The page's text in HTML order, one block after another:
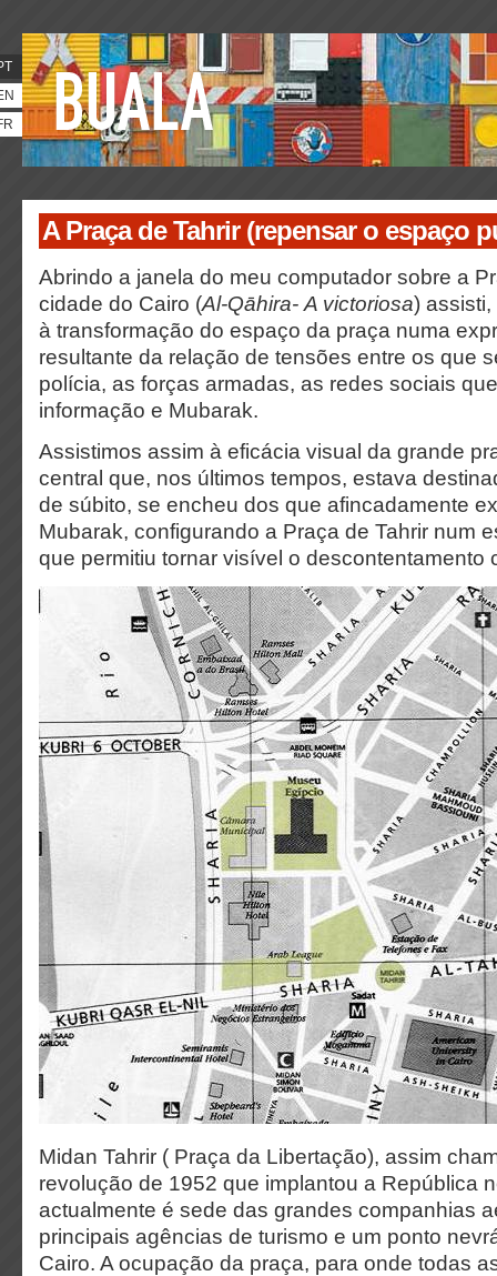
A Praça de Tahrir (repensar o espaço
Abrindo a janela do meu computador sobre a
cidade do Cairo (Al-Qāhira- A victoriosa)
à transformação do espaço da praça numa
resultante da relação de tensões entre os que
polícia, as forças armadas, as redes sociais
informação e Mubarak.
Assistimos assim à eficácia visual da grande
central que, nos últimos tempos, estava
de súbito, se encheu dos que afincadamente
Mubarak, configurando a Praça de Tahrir num
que permitiu tornar visível o descontentamento
Midan Tahrir ( Praça da Libertação), assim
revolução de 1952 que implantou a República
actualmente é sede das grandes companhias
principais agências de turismo e um ponto
Cairo. A ocupação da praça, para onde todas